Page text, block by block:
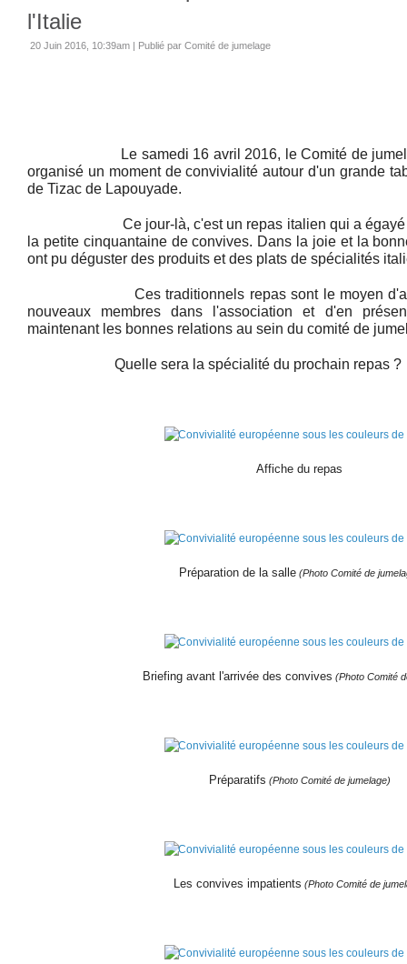
l'Italie
20 Juin 2016, 10:39am | Publié par Comité de jumelage
Le samedi 16 avril 2016, le Comité de
organisé un moment de convivialité autour d'un grande
de Tizac de Lapouyade.
Ce jour-là, c'est un repas italien qui a égayé
la petite cinquantaine de convives. Dans la joie et la
ont pu déguster des produits et des plats de spécialités
Ces traditionnels repas sont le moyen
nouveaux membres dans l'association et d'en
maintenant les bonnes relations au sein du comité de
Quelle sera la spécialité du prochain repas ?
Affiche du repas
Préparation de la salle (Photo Comité de
Briefing avant l'arrivée des convives (Photo Comité
Préparatifs (Photo Comité de jumelage)
Les convives impatients (Photo Comité de